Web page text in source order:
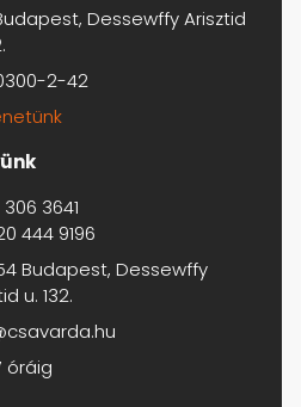
Dessewffy Arisztid
2-42
306 3641
444 9196
Budapest, Dessewffy
u. 132.
óráig